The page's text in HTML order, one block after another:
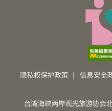
隐私权保护政策 | 信息安全
台湾海峡两岸观光旅游协会